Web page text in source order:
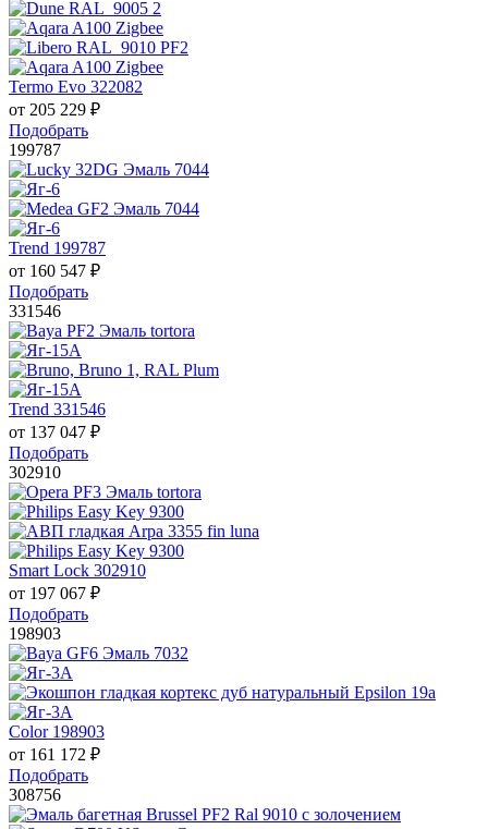
Termo Evo 322082
от 205 229 ₽
Подобрать
199787
Trend 199787
от 160 547 ₽
Подобрать
331546
Trend 331546
от 137 047 ₽
Подобрать
302910
Smart Lock 302910
от 197 067 ₽
Подобрать
198903
Color 198903
от 161 172 ₽
Подобрать
308756